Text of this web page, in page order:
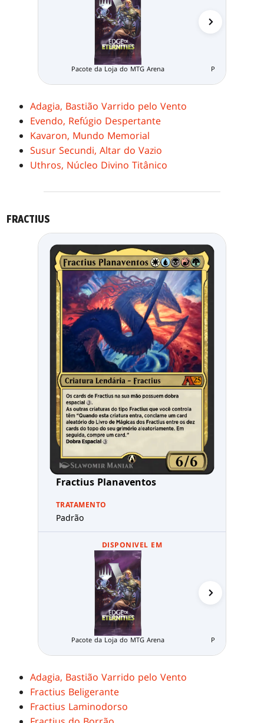
Pacote da Loja do MTG Arena Pacote Limitado
Adagia, Bastião Varrido pelo Vento
Evendo, Refúgio Despertante
Kavaron, Mundo Memorial
Susur Secundi, Altar do Vazio
Uthros, Núcleo Divino Titânico
FRACTIUS
Fractius Planaventos
TRATAMENTO
Padrão
DISPONIVEL EM
Pacote da Loja do MTG Arena Pacote Limitado
Adagia, Bastião Varrido pelo Vento
Fractius Beligerante
Fractius Laminodorso